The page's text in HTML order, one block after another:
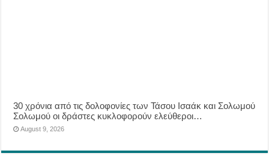
30 χρόνια από τις δολοφονίες των Τάσου Ισαάκ και Σολωμού
Σολωμού οι δράστες κυκλοφορούν ελεύθεροι…
August 9, 2026